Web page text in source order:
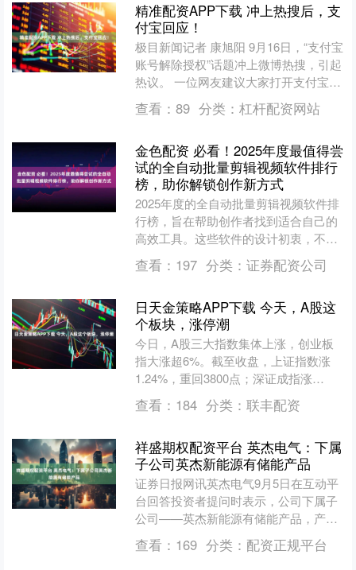
精准配资APP下载 冲上热搜后，支
付宝回应！
极目新闻记者 康旭阳 9月16日，“支付宝
账号解除授权”话题冲上微博热搜，引起
热议。 一位网友建议大家打开支付宝，
查看“个人信息授权管理”，称有望不到
头的“惊喜....
查看： 89 分类： 杠杆配资网站
金色配资 必看！2025年度最值得尝
试的全自动批量剪辑视频软件排行
榜，助你解锁创作新方式
2025年度的全自动批量剪辑视频软件排
行榜，旨在帮助创作者找到适合自己的
高效工具。这些软件的设计初衷，不仅
是为了用户简化创作流程，还能在短时
间内生成高质量的短视....
查看： 197 分类： 证券配资公司
日天金策略APP下载 今天，A股这
个板块，涨停潮
今日，A股三大指数集体上涨，创业板
指大涨超6%。截至收盘，上证指数涨
1.24%，重回3800点；深证成指涨
3.89%；创业板指涨6.55%。全市场成交
额约2.3....
查看： 184 分类： 联丰配资
祥盛期权配资平台 英杰电气：下属
子公司英杰新能源有储能产品
证券日报网讯英杰电气9月5日在互动平
台回答投资者提问时表示，公司下属子
公司——英杰新能源有储能产品，产品
类型涵盖了柜式储能系统、液冷储能系
统、增程式储能供能箱以....
查看： 169 分类： 配资正规平台